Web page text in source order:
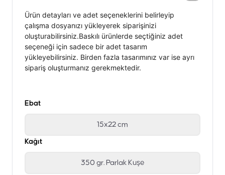
Ürün detayları ve adet seçeneklerini belirleyip
çalışma dosyanızı yükleyerek siparişinizi
oluşturabilirsiniz.Baskılı ürünlerde seçtiğiniz adet
seçeneği için sadece bir adet tasarım
yükleyebilirsiniz. Birden fazla tasarımınız var ise ayrı
sipariş oluşturmanız gerekmektedir.
Ebat
15x22 cm
Kağıt
350 gr. Parlak Kuşe